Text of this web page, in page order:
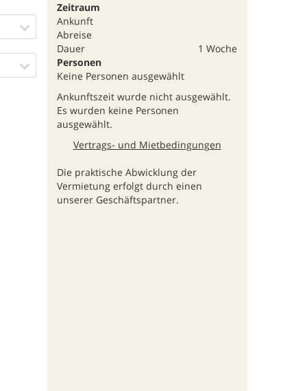
Zeitraum
Ankunft
Abreise
Dauer
1 Woche
Personen
Keine Personen ausgewählt
Ankunftszeit wurde nicht ausgewählt.
Es wurden keine Personen
ausgewählt.
Vertrags- und Mietbedingungen
Die praktische Abwicklung der
Vermietung erfolgt durch einen
unserer Geschäftspartner.